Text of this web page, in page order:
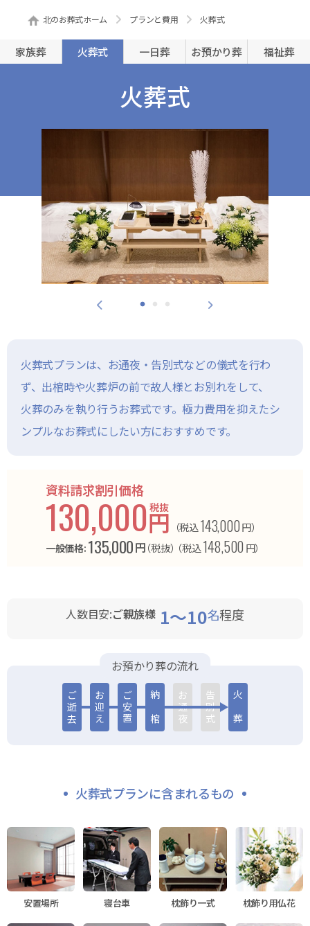
北のお葬式ホーム プランと費用 火葬式
家族葬 火葬式 一日葬 お預かり葬 福祉葬
火葬式
火葬式プランは、お通夜・告別式などの儀式を行わ
ず、出棺時や火葬炉の前で故人様とお別れをして、
火葬のみを執り行うお葬式です。極力費用を抑えたシ
ンプルなお葬式にしたい方におすすめです。
資料請求割引価格
130,000 税抜
円 （税込143,000円）
一般価格: 135,000円（税抜）（税込148,500 円）
人数目安:ご親族様 1～10名程度
お預かり葬の流れ
ご逝去 お迎え ご安置 納 棺 お通夜 告別式 火 葬
火葬式プランに含まれるもの
安置場所 寝台車 枕飾り一式 枕飾り用仏花